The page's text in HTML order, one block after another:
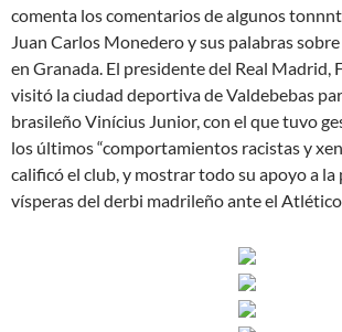
comenta los comentarios de algunos
Juan Carlos Monedero y sus palabras
en Granada. El presidente del Real Madrid,
visitó la ciudad deportiva de Valdebebas
brasileño Vinícius Junior, con el que tuvo
los últimos “comportamientos racistas y
calificó el club, y mostrar todo su apoyo a la
vísperas del derbi madrileño ante el